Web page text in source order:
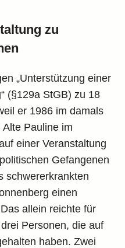
zu
„Unterstützung einer
(§129a StGB) zu 18
er 1986 im damals
Alte Pauline im
einer Veranstaltung
Gefangenen
schwererkrankten
einen
allein reichte für
Personen, die auf
haben. Zwei